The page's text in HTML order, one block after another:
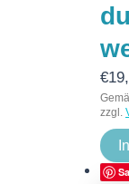
€
zzgl.